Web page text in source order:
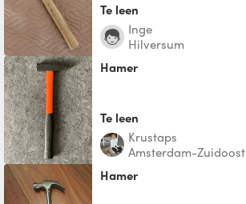
Te leen
Inge
Hilversum
Hamer
Te leen
Krustaps
Amsterdam-Zuidoost
Hamer